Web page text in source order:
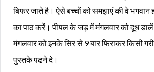
बिफर जाते है। ऐसे बच्चों को समझाएं की वे भगवान
का पाठ करें। पीपल के जड़ में मंगलवार को दूध
मंगलवार को इनके सिर से 9 बार फिराकर किसी
पुस्तके पढने दे।